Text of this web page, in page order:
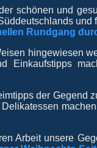
schönen und
und
Rundgang
hingewiesen
Einkaufstipps
der Gegend
Arbeit unsere